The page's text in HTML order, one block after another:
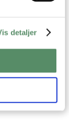
detaljer